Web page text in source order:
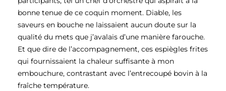
bonne tenue de ce coquin moment. Diable, les
saveurs en bouche ne laissaient aucun doute sur la
qualité du mets que j’avalais d’une manière farouche.
Et que dire de l’accompagnement, ces espiègles frites
qui fournissaient la chaleur suffisante à mon
embouchure, contrastant avec l’entrecoupé bovin à la
fraîche température.